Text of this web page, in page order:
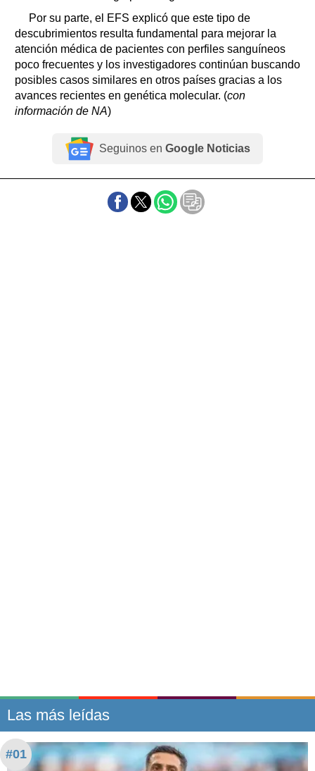
Por su parte, el EFS explicó que este tipo de
descubrimientos resulta fundamental para mejorar la
atención médica de pacientes con perfiles sanguíneos
poco frecuentes y los investigadores continúan buscando
posibles casos similares en otros países gracias a los
avances recientes en genética molecular. (con
información de NA)
Seguinos en Google Noticias
Las más leídas
#01